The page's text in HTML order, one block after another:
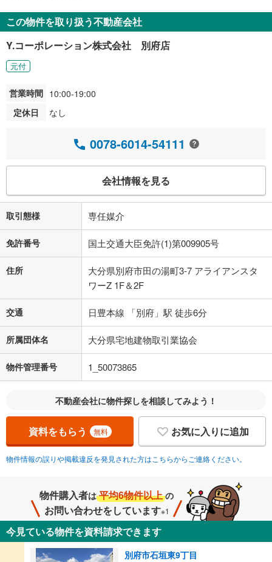
この物件を取り扱う不動産会社
Y.コーポレーション株式会社 別府店
元付
営業時間 10:00-19:00
定休日
なし
0078-6014-54111
会社情報を見る
取引態様 専任媒介
免許番号 国土交通大臣免許(1)第009905号
住所
大分県別府市田の湯町3-7 アライアンスタ
ワーZ 1F＆2F
交通 日豊本線 「別府」駅 徒歩6分
所属団体名 大分県宅地建物取引業協会
物件管理番号 1_50073865
不動産会社に物件探しを相談してみよう！
資料をもらう 無料 お気に入りに追加
物件情報の誤りや掲載違反を発見された方はこちらからご連絡ください。
物件購入者は 平均6物件以上 の
お問い合わせをしています※1
今見ている物件を資料請求できます
別府市石垣東9丁目